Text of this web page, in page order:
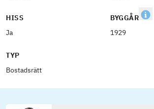
HISS
Ja
BYGGÅR
1929
TYP
Bostadsrätt